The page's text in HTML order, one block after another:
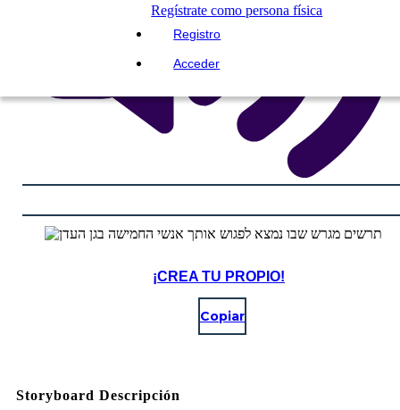
Regístrate como persona física
Registro
Acceder
¡CREA TU PROPIO!
Copiar
Storyboard Descripción